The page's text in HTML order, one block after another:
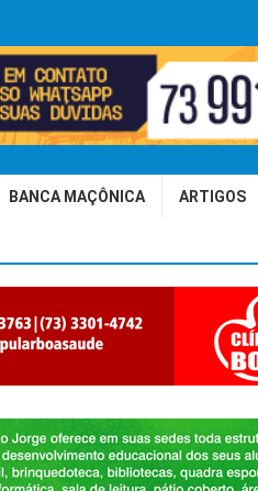
BANCA MAÇÔNICA ARTIGOS